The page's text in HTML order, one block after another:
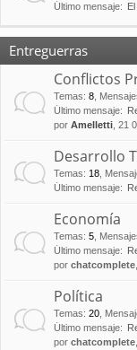
Último mensaje:
Entreguerras
Conflictos
Temas: 8
Último mensaje:
por Amelletti , 21
Desarrollo
Temas: 18
Último mensaje:
Economía
Temas: 5
Último mensaje:
por chatcomplete
Política
Temas: 20
Último mensaje:
por chatcomplete